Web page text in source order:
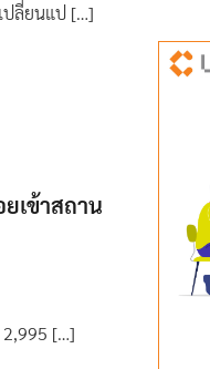
ปลี่ยนแป […]
เข้าสถาน
2,995 […]